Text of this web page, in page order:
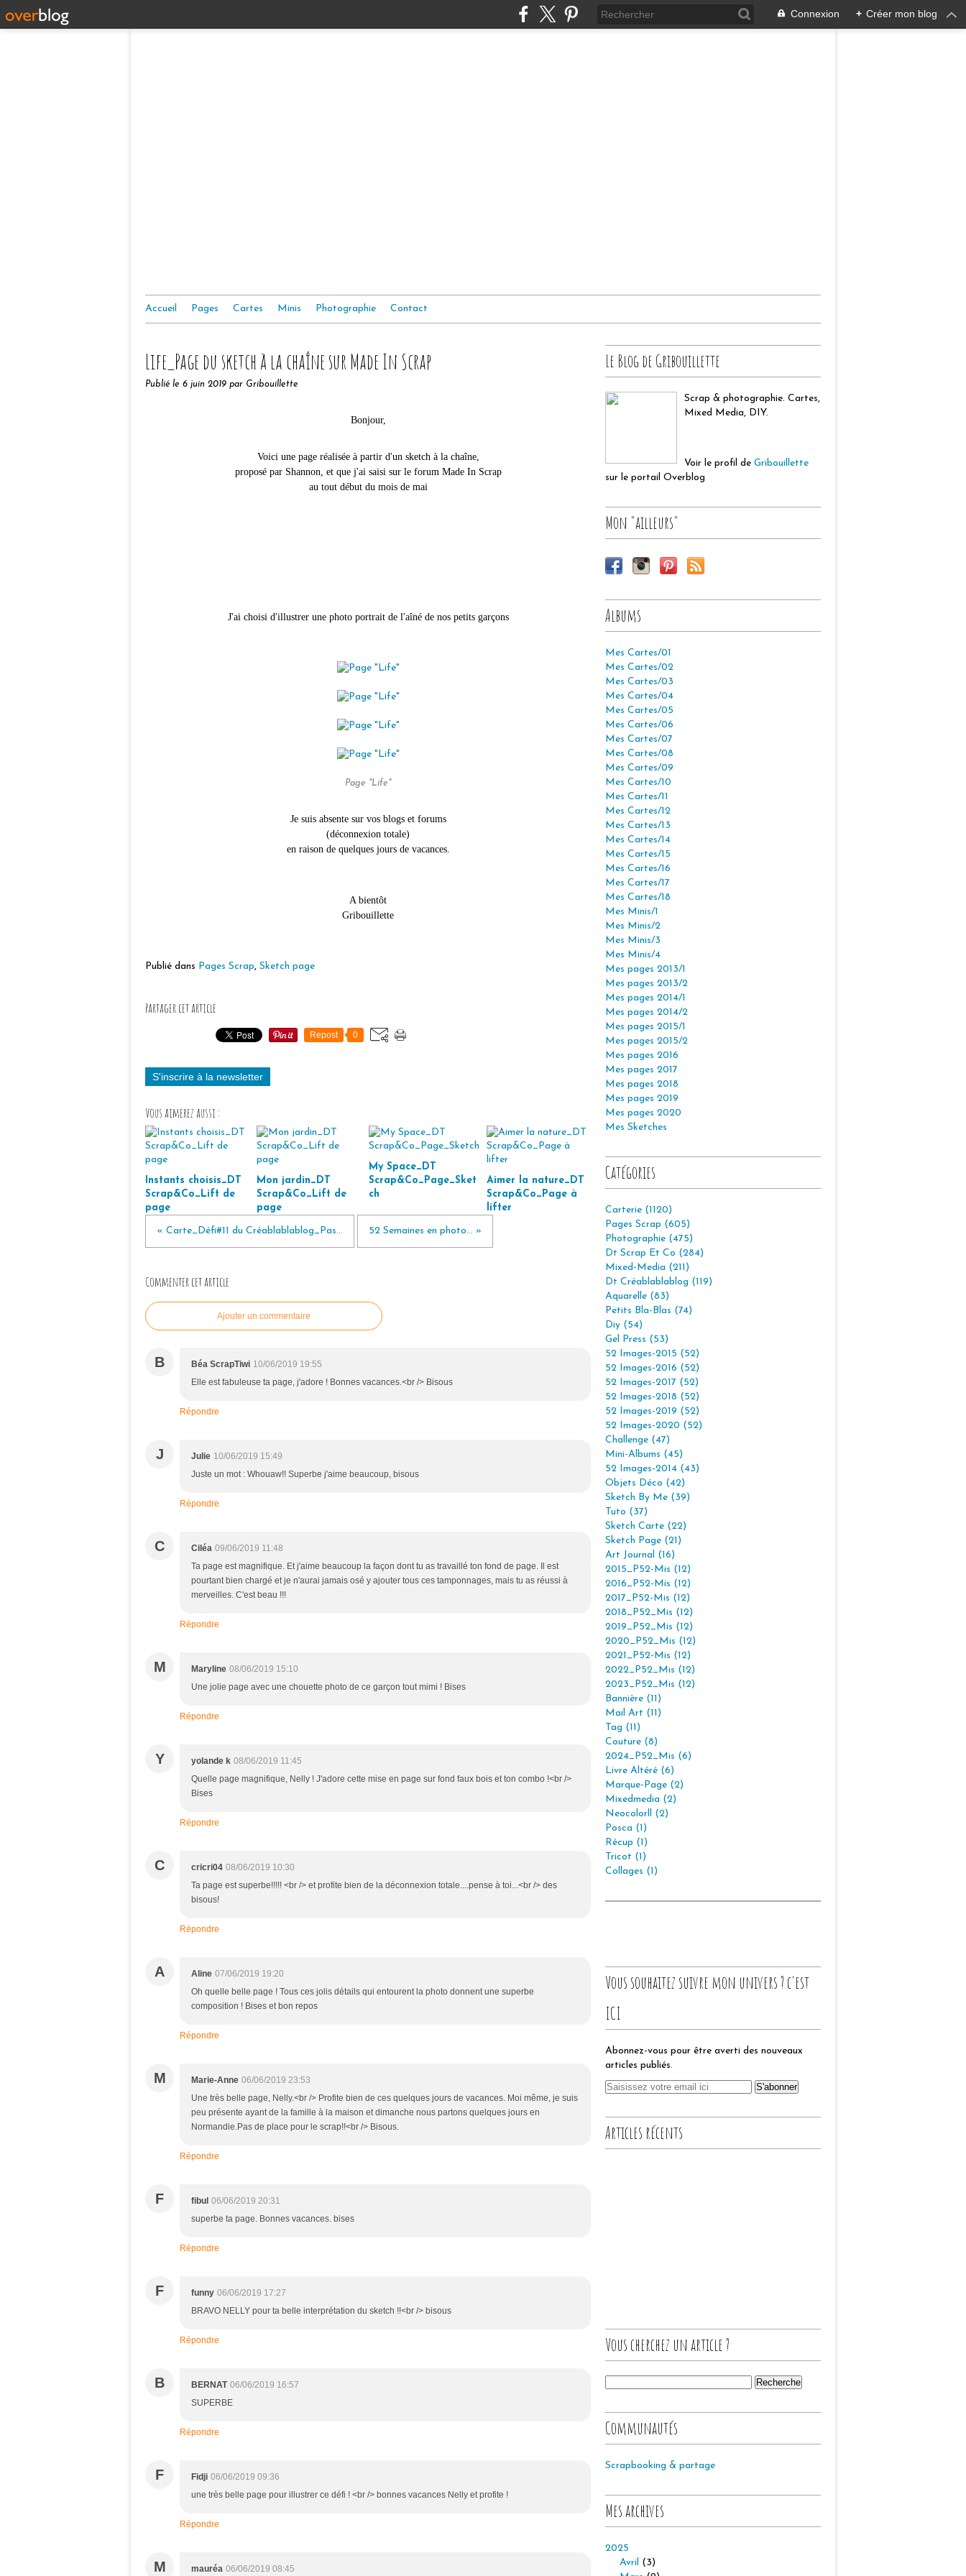
Connexion + Créer mon blog
Accueil Pages Cartes Minis Photographie Contact
Life_Page du sketch à la chaîne sur Made In Scrap
Publié le 6 juin 2019 par Gribouillette
Bonjour,
Voici une page réalisée à partir d'un sketch à la chaîne,
proposé par Shannon, et que j'ai saisi sur le forum Made In Scrap
au tout début du mois de mai
J'ai choisi d'illustrer une photo portrait de l'aîné de nos petits garçons
Page "Life"
Je suis absente sur vos blogs et forums
(déconnexion totale)
en raison de quelques jours de vacances.
A bientôt
Gribouillette
Publié dans Pages Scrap, Sketch page
Partager cet article
Repost 0
S'inscrire à la newsletter
Vous aimerez aussi :
Instants choisis_DT
Scrap&Co_Lift de
page
Mon jardin_DT
Scrap&Co_Lift de
page
My Space_DT
Scrap&Co_Page_Sket
ch
Aimer la nature_DT
Scrap&Co_Page à
lifter
« Carte_Défi#11 du Créablablablog_Pas... 52 Semaines en photo... »
Commenter cet article
Ajouter un commentaire
B Béa ScrapTiwi 10/06/2019 19:55
Elle est fabuleuse ta page, j'adore ! Bonnes vacances.<br /> Bisous
Répondre
J Julie 10/06/2019 15:49
Juste un mot : Whouaw!! Superbe j'aime beaucoup, bisous
Répondre
C Ciléa 09/06/2019 11:48
Ta page est magnifique. Et j'aime beaucoup la façon dont tu as travaillé ton fond de page. Il est
pourtant bien chargé et je n'aurai jamais osé y ajouter tous ces tamponnages, mais tu as réussi à
merveilles. C'est beau !!!
Répondre
M Maryline 08/06/2019 15:10
Une jolie page avec une chouette photo de ce garçon tout mimi ! Bises
Répondre
Y yolande k 08/06/2019 11:45
Quelle page magnifique, Nelly ! J'adore cette mise en page sur fond faux bois et ton combo !<br />
Bises
Répondre
C cricri04 08/06/2019 10:30
Ta page est superbe!!!!! <br /> et profite bien de la déconnexion totale....pense à toi...<br /> des
bisous!
Répondre
A Aline 07/06/2019 19:20
Oh quelle belle page ! Tous ces jolis détails qui entourent la photo donnent une superbe
composition ! Bises et bon repos
Répondre
M Marie-Anne 06/06/2019 23:53
Une très belle page, Nelly.<br /> Profite bien de ces quelques jours de vacances. Moi même, je suis
peu présente ayant de la famille à la maison et dimanche nous partons quelques jours en
Normandie.Pas de place pour le scrap!!<br /> Bisous.
Répondre
F fibul 06/06/2019 20:31
superbe ta page. Bonnes vacances. bises
Répondre
F funny 06/06/2019 17:27
BRAVO NELLY pour ta belle interprétation du sketch !!<br /> bisous
Répondre
B BERNAT 06/06/2019 16:57
SUPERBE
Répondre
F Fidji 06/06/2019 09:36
une très belle page pour illustrer ce défi ! <br /> bonnes vacances Nelly et profite !
Répondre
M mauréa 06/06/2019 08:45
Le Blog de Gribouillette
Scrap & photographie. Cartes,
Mixed Media, DIY.
Voir le profil de Gribouillette
sur le portail Overblog
Mon "ailleurs"
Albums
Mes Cartes/01
Mes Cartes/02
Mes Cartes/03
Mes Cartes/04
Mes Cartes/05
Mes Cartes/06
Mes Cartes/07
Mes Cartes/08
Mes Cartes/09
Mes Cartes/10
Mes Cartes/11
Mes Cartes/12
Mes Cartes/13
Mes Cartes/14
Mes Cartes/15
Mes Cartes/16
Mes Cartes/17
Mes Cartes/18
Mes Minis/1
Mes Minis/2
Mes Minis/3
Mes Minis/4
Mes pages 2013/1
Mes pages 2013/2
Mes pages 2014/1
Mes pages 2014/2
Mes pages 2015/1
Mes pages 2015/2
Mes pages 2016
Mes pages 2017
Mes pages 2018
Mes pages 2019
Mes pages 2020
Mes Sketches
Catégories
Carterie (1120)
Pages Scrap (605)
Photographie (475)
Dt Scrap Et Co (284)
Mixed-Media (211)
Dt Créablablablog (119)
Aquarelle (83)
Petits Bla-Blas (74)
Diy (54)
Gel Press (53)
52 Images-2015 (52)
52 Images-2016 (52)
52 Images-2017 (52)
52 Images-2018 (52)
52 Images-2019 (52)
52 Images-2020 (52)
Challenge (47)
Mini-Albums (45)
52 Images-2014 (43)
Objets Déco (42)
Sketch By Me (39)
Tuto (37)
Sketch Carte (22)
Sketch Page (21)
Art Journal (16)
2015_P52-Mis (12)
2016_P52-Mis (12)
2017_P52-Mis (12)
2018_P52_Mis (12)
2019_P52_Mis (12)
2020_P52_Mis (12)
2021_P52-Mis (12)
2022_P52_Mis (12)
2023_P52_Mis (12)
Bannière (11)
Mail Art (11)
Tag (11)
Couture (8)
2024_P52_Mis (6)
Livre Altéré (6)
Marque-Page (2)
Mixedmedia (2)
Neocolorll (2)
Posca (1)
Récup (1)
Tricot (1)
Collages (1)
Vous souhaitez suivre mon univers ? c'est
ICI
Abonnez-vous pour être averti des nouveaux
articles publiés.
Articles récents
Vous cherchez un article ?
Communautés
Scrapbooking & partage
Mes archives
2025
Avril (3)